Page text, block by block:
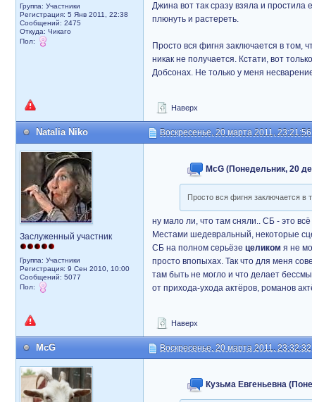
Группа: Участники
Регистрация: 5 Янв 2011, 22:38
Сообщений: 2475
Откуда: Чикаго
Пол:
Джина вот так сразу взяла и простила
плюнуть и растереть.
Просто вся фигня заключается в том,
никак не получается. Кстати, вот
Добсонах. Не только у меня
Наверх
Natalia Niko Воскресенье, 20 марта 2011, 23:21:56
Заслуженный участник
Группа: Участники
Регистрация: 9 Сен 2010, 10:00
Сообщений: 5077
Пол:
McG (Понедельник, 20
Просто вся фигня заключается в
ну мало ли, что там сняли.. СБ - это
Местами шедевральный, некоторые
СБ на полном серьёзе целиком я не
просто впопыхах. Так что для меня
там быть не могло и что делает
от прихода-ухода актёров, романов
Наверх
McG Воскресенье, 20 марта 2011, 23:32:32
Кузьма Евгеньевна